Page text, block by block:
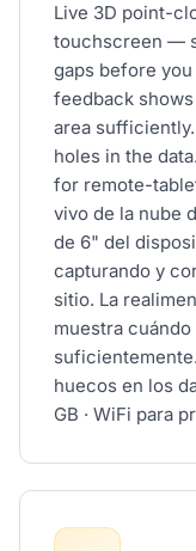
Live 3D point-
touchscreen —
gaps before
feedback
area
holes in the
for remote-
vivo de la nube
de 6" del
capturando y
sitio. La
muestra
huecos en los
GB · WiFi para